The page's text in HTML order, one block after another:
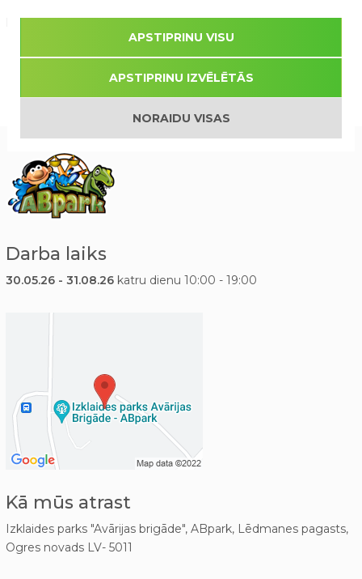
March / 2026
Darba laiks
30.05.26 - 31.08.26 katru dienu 10:00 - 19:00
Kā mūs atrast
Izklaides parks "Avārijas brigāde", ABpark, Lēdmanes pagasts,
Ogres novads LV- 5011
APSTIPRINU VISU
APSTIPRINU IZVĒLĒTĀS
NORAIDU VISAS